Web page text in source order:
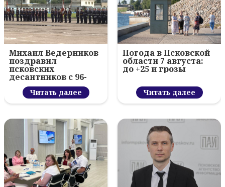
Михаил Ведерников
поздравил
псковских
десантников с 96-
летием ВДВ и
вручил награды
Читать далее
Погода в Псковской
области 7 августа:
до +25 и грозы
Читать далее